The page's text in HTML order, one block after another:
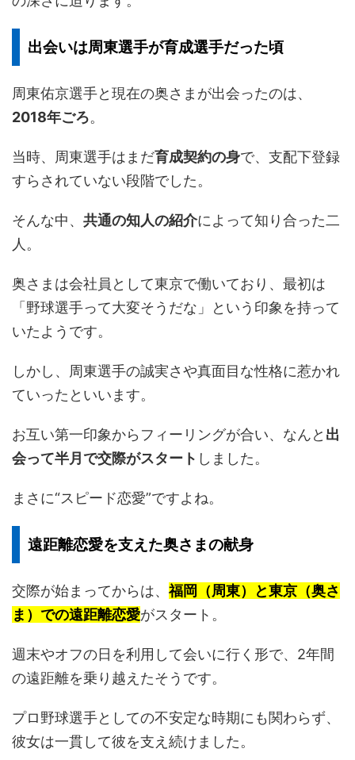
出会いは周東選手が育成選手だった頃
周東佑京選手と現在の奥さまが出会ったのは、
2018年ごろ。
当時、周東選手はまだ育成契約の身で、支配下登録
すらされていない段階でした。
そんな中、 共通の知人の紹介によって知り合った二
人。
奥さまは会社員として東京で働いており、最初は
「野球選手って大変そうだな」という印象を持って
いたようです。
しかし、周東選手の誠実さや真面目な性格に惹かれ
ていったといいます。
お互い第一印象からフィーリングが合い、なんと 出
会って半月で交際がスタート しました。
まさに“スピード恋愛”ですよね。
遠距離恋愛を支えた奥さまの献身
交際が始まってからは、 福岡（周東）と東京（奥さ
ま）での遠距離恋愛がスタート。
週末やオフの日を利用して会いに行く形で、2年間
の遠距離を乗り越えたそうです。
プロ野球選手としての不安定な時期にも関わらず、
彼女は一貫して彼を支え続けました。